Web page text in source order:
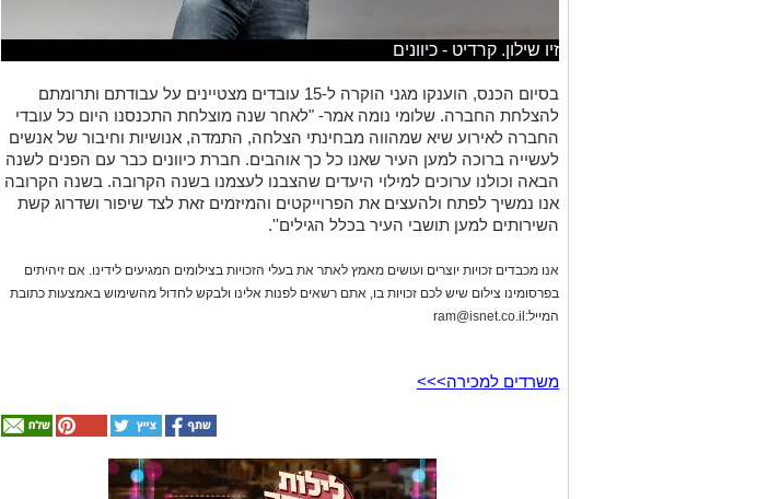
זיו שילון. קרדיט - כיוונים
בסיום הכנס, הוענקו מגני הוקרה ל-15 עובדים מצטיינים על עבודתם ותרומתם
להצלחת החברה. שלומי נומה אמר- "לאחר שנה מוצלחת התכנסנו היום כל עובדי
החברה לאירוע שיא שמהווה מבחינתי הצלחה, התמדה, אנושיות וחיבור של אנשים
לעשייה ברוכה למען העיר שאנו כל כך אוהבים. חברת כיוונים כבר עם הפנים לשנה
הבאה וכולנו ערוכים למילוי היעדים שהצבנו לעצמנו בשנה הקרובה. בשנה הקרובה
אנו נמשיך לפתח ולהעצים את הפרוייקטים והמיזמים זאת לצד שיפור ושדרוג קשת
השירותים למען תושבי העיר בכלל הגילים''.
אנו מכבדים זכויות יוצרים ועושים מאמץ לאתר את בעלי הזכויות בצילומים המגיעים לידינו. אם זיהיתים
בפרסומינו צילום שיש לכם זכויות בו, אתם רשאים לפנות אלינו ולבקש לחדול מהשימוש באמצעות כתובת
המייל:ram@isnet.co.il
משרדים למכירה>>>